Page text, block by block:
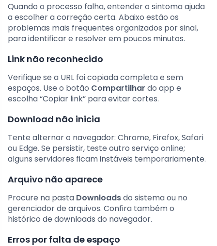
Quando o processo falha, entender o sintoma ajuda
a escolher a correção certa. Abaixo estão os
problemas mais frequentes organizados por sinal,
para identificar e resolver em poucos minutos.
Link não reconhecido
Verifique se a URL foi copiada completa e sem
espaços. Use o botão Compartilhar do app e
escolha “Copiar link” para evitar cortes.
Download não inicia
Tente alternar o navegador: Chrome, Firefox, Safari
ou Edge. Se persistir, teste outro serviço online;
alguns servidores ficam instáveis temporariamente.
Arquivo não aparece
Procure na pasta Downloadsdo sistema ou no
gerenciador de arquivos. Confira também o
histórico de downloads do navegador.
Erros por falta de espaço